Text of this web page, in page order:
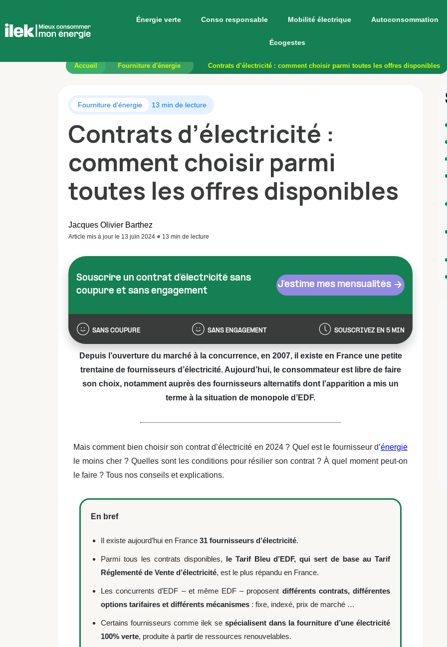
Énergie verte Conso responsable Mobilité électrique Autoconsommation
Écogestes
Accueil Fourniture d'énergie Contrats d’électricité : comment choisir parmi toutes les offres disponibles
Fourniture d'énergie 13 min de lecture
Contrats d’électricité :
comment choisir parmi
toutes les offres disponibles
Jacques Olivier Barthez
Article mis à jour le 13 juin 2024 13 min de lecture
Souscrire un contrat d'électricité sans
coupure et sans engagement
J'estime mes mensualités
SANS COUPURE SANS ENGAGEMENT SOUSCRIVEZ EN 5 MIN
Depuis l’ouverture du marché à la concurrence, en 2007, il existe en France une petite
trentaine de fournisseurs d’électricité. Aujourd’hui, le consommateur est libre de faire
son choix, notamment auprès des fournisseurs alternatifs dont l’apparition a mis un
terme à la situation de monopole d’EDF.
Mais comment bien choisir son contrat d’électricité en 2024 ? Quel est le fournisseur d’énergie
le moins cher ? Quelles sont les conditions pour résilier son contrat ? À quel moment peut-on
le faire ? Tous nos conseils et explications.
En bref
Il existe aujourd’hui en France 31 fournisseurs d’électricité.
Parmi tous les contrats disponibles, le Tarif Bleu d’EDF, qui sert de base au Tarif
Réglementé de Vente d’électricité, est le plus répandu en France.
Les concurrents d’EDF – et même EDF – proposent différents contrats, différentes
options tarifaires et différents mécanismes : fixe, indexé, prix de marché …
Certains fournisseurs comme ilek se spécialisent dans la fourniture d’une électricité
100% verte, produite à partir de ressources renouvelables.